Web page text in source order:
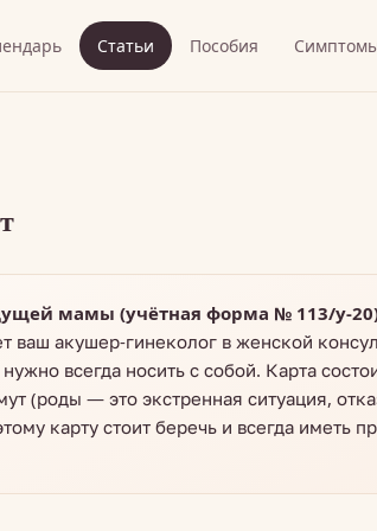
Статьи Пособия
мамы (учётная форма № 113/у-
ваш акушер-гинеколог в женской
всегда носить с собой. Карта
(роды — это экстренная ситуация,
карту стоит беречь и всегда иметь